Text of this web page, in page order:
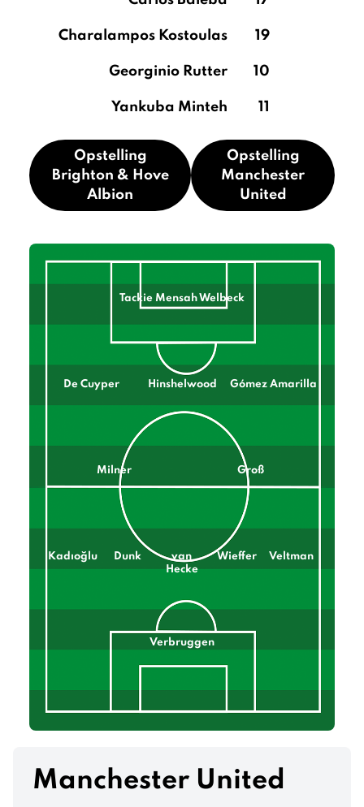
Charalampos Kostoulas 19
Georginio Rutter 10
Yankuba Minteh 11
Opstelling
Brighton & Hove
Albion
Opstelling
Manchester
United
Tackie Mensah Welbeck
De Cuyper Hinshelwood Gómez Amarilla
Milner Groß
Kadıoğlu Dunk
van
Hecke
Wieffer Veltman
Verbruggen
Manchester United